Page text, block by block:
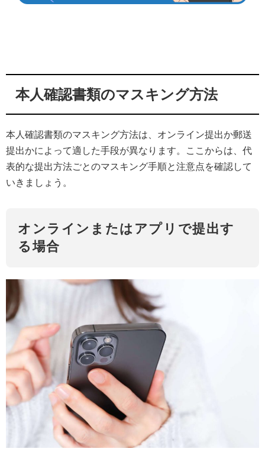
本人確認書類のマスキング方法
本人確認書類のマスキング方法は、オンライン提出か郵送
提出かによって適した手段が異なります。ここからは、代
表的な提出方法ごとのマスキング手順と注意点を確認して
いきましょう。
オンラインまたはアプリで提出す
る場合